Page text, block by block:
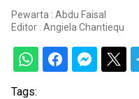
Pewarta : Abdu Faisal
Editor : Angiela Chantiequ
Tags: